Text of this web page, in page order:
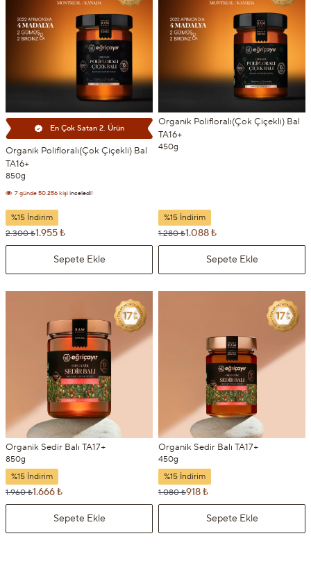
En Çok Satan 2. Ürün
Organik Polifloralı(Çok Çiçekli) Bal
TA16+
850g
7 günde50.256 kişiinceledi!
7 günde 4.504 kişi
%15 İndirim
2.300 ₺1.955 ₺
Sepete Ekle
Organik Polifloralı(Çok Çiçekli) Bal
TA16+
450g
%15 İndirim
1.280 ₺1.088 ₺
Sepete Ekle
Organik Sedir Balı TA17+
850g
%15 İndirim
1.960 ₺1.666 ₺
Sepete Ekle
Organik Sedir Balı TA17+
450g
%15 İndirim
1.080 ₺918 ₺
Sepete Ekle